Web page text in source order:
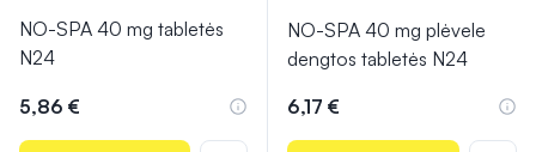
NO-SPA 40 mg tabletės
N24
5,86 €
NO-SPA 40 mg plėvele
dengtos tabletės N24
6,17 €